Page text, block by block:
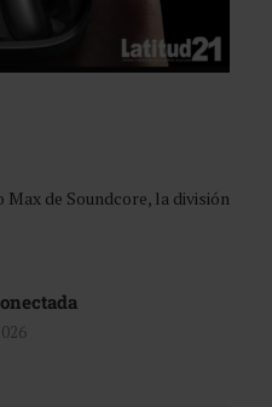
de Soundcore, la división